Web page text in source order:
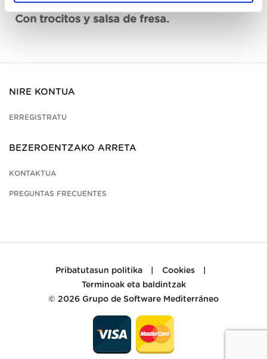
Con trocitos y salsa de fresa.
NIRE KONTUA
ERREGISTRATU
BEZEROENTZAKO ARRETA
KONTAKTUA
PREGUNTAS FRECUENTES
Pribatutasun politika Cookies
Terminoak eta baldintzak
© 2026 Grupo de Software Mediterráneo